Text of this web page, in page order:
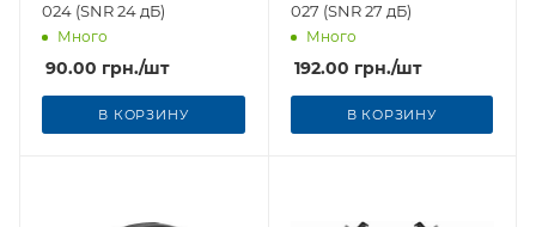
024 (SNR 24 дБ)
Много
90.00 грн./шт
В КОРЗИНУ
027 (SNR 27 дБ)
Много
192.00 грн./шт
В КОРЗИНУ